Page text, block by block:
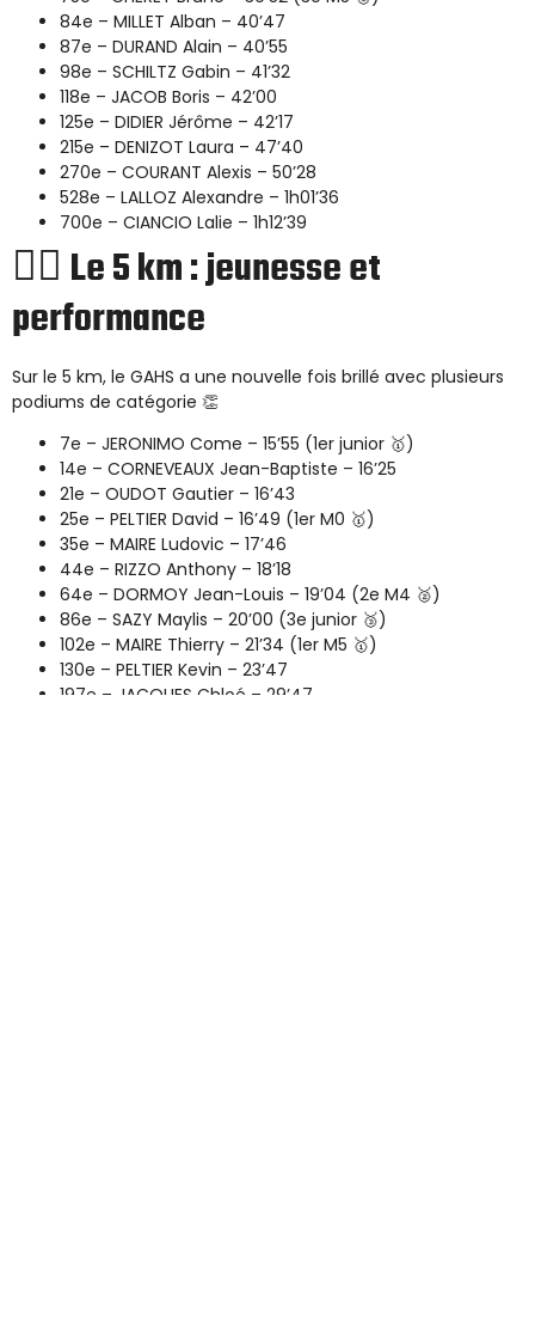
84e – MILLET Alban – 40’47
87e – DURAND Alain – 40’55
98e – SCHILTZ Gabin – 41’32
118e – JACOB Boris – 42’00
125e – DIDIER Jérôme – 42’17
215e – DENIZOT Laura – 47’40
270e – COURANT Alexis – 50’28
528e – LALLOZ Alexandre – 1h01’36
700e – CIANCIO Lalie – 1h12’39
🏃‍♂️ Le 5 km : jeunesse et
performance
Sur le 5 km, le GAHS a une nouvelle fois brillé avec plusieurs
podiums de catégorie 👏
7e – JERONIMO Come – 15’55 (1er junior 🥇)
14e – CORNEVEAUX Jean-Baptiste – 16’25
21e – OUDOT Gautier – 16’43
25e – PELTIER David – 16’49 (1er M0 🥇)
35e – MAIRE Ludovic – 17’46
44e – RIZZO Anthony – 18’18
64e – DORMOY Jean-Louis – 19’04 (2e M4 🥈)
86e – SAZY Maylis – 20’00 (3e junior 🥉)
102e – MAIRE Thierry – 21’34 (1er M5 🥇)
130e – PELTIER Kevin – 23’47
197e – JACQUES Chloé – 29’47